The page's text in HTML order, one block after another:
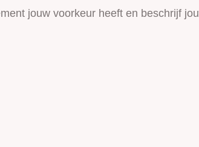
jouw voorkeur heeft en beschrijf